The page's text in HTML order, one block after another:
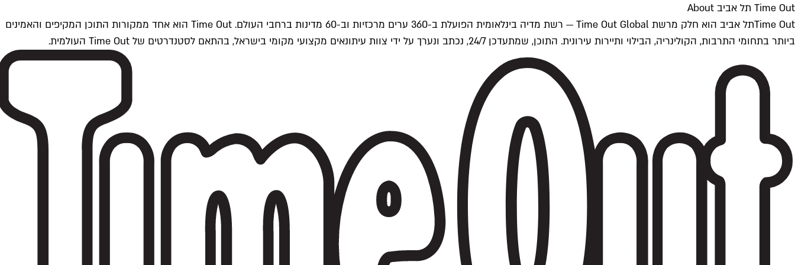
Time Out תל אביב About
Time Outתל אביב הוא חלק מרשת Time Out Global — רשת מדיה בינלאומית הפועלת ב-360 ערים מרכזיות וב-60 מדינות ברחבי העולם. Time Out הוא אחד ממקורות התוכן המקיפים והאמינים
ביותר בתחומי התרבות, הקולינריה, הבילוי ותיירות עירונית. התוכן, שמתעדכן 24/7, נכתב ונערך על ידי צוות עיתונאים מקצועי מקומי בישראל, בהתאם לסטנדרטים של Time Out העולמית.